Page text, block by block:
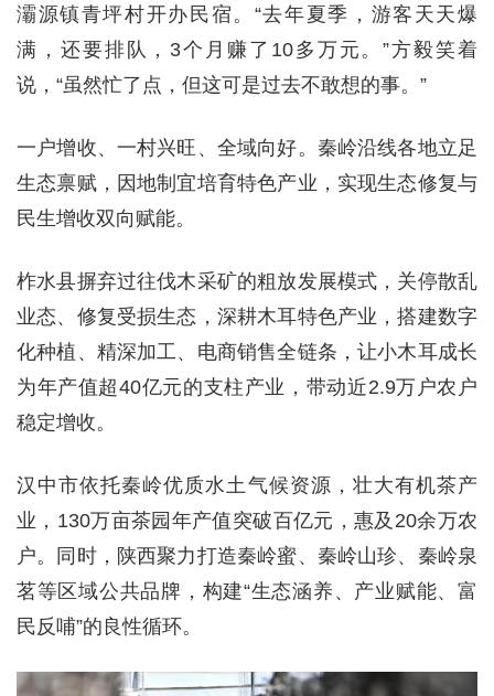
灞源镇青坪村开办民宿。“去年夏季，游客天天爆
满，还要排队，3个月赚了10多万元。”方毅笑着
说，“虽然忙了点，但这可是过去不敢想的事。”
一户增收、一村兴旺、全域向好。秦岭沿线各地立足
生态禀赋，因地制宜培育特色产业，实现生态修复与
民生增收双向赋能。
柞水县摒弃过往伐木采矿的粗放发展模式，关停散乱
业态、修复受损生态，深耕木耳特色产业，搭建数字
化种植、精深加工、电商销售全链条，让小木耳成长
为年产值超40亿元的支柱产业，带动近2.9万户农户
稳定增收。
汉中市依托秦岭优质水土气候资源，壮大有机茶产
业，130万亩茶园年产值突破百亿元，惠及20余万农
户。同时，陕西聚力打造秦岭蜜、秦岭山珍、秦岭泉
茗等区域公共品牌，构建“生态涵养、产业赋能、富
民反哺”的良性循环。